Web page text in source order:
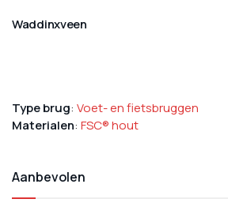
Waddinxveen
Type brug: Voet- en fietsbruggen
Materialen: FSC® hout
Aanbevolen